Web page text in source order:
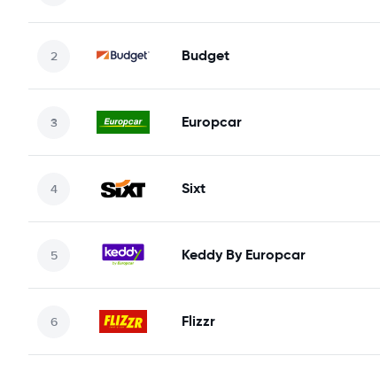
Budget
Europcar
Sixt
Keddy By Europcar
Flizzr